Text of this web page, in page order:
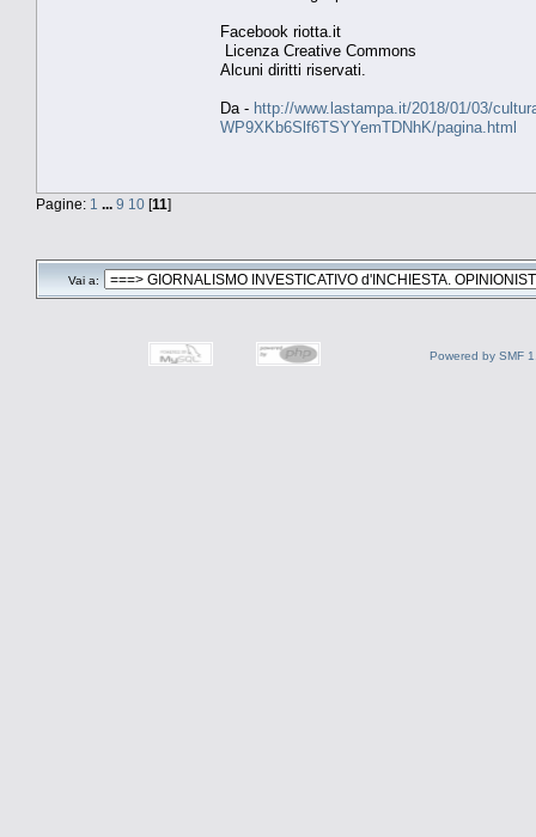
Facebook riotta.it
Licenza Creative Commons
Alcuni diritti riservati.
Da - http://www.lastampa.it/2018/01/03/
WP9XKb6Slf6TSYYemTDNhK/pagina.html
Pagine: 1 ... 9 10 [11]
Vai a:
Powered by SMF